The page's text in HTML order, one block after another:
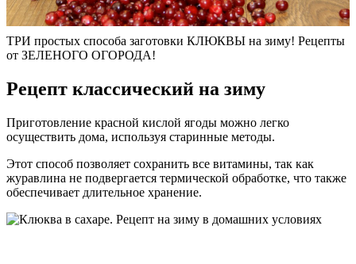
ТРИ простых способа заготовки КЛЮКВЫ на зиму! Рецепты
от ЗЕЛЕНОГО ОГОРОДА!
Рецепт классический на зиму
Приготовление красной кислой ягоды можно легко
осуществить дома, используя старинные методы.
Этот способ позволяет сохранить все витамины, так как
журавлина не подвергается термической обработке, что также
обеспечивает длительное хранение.